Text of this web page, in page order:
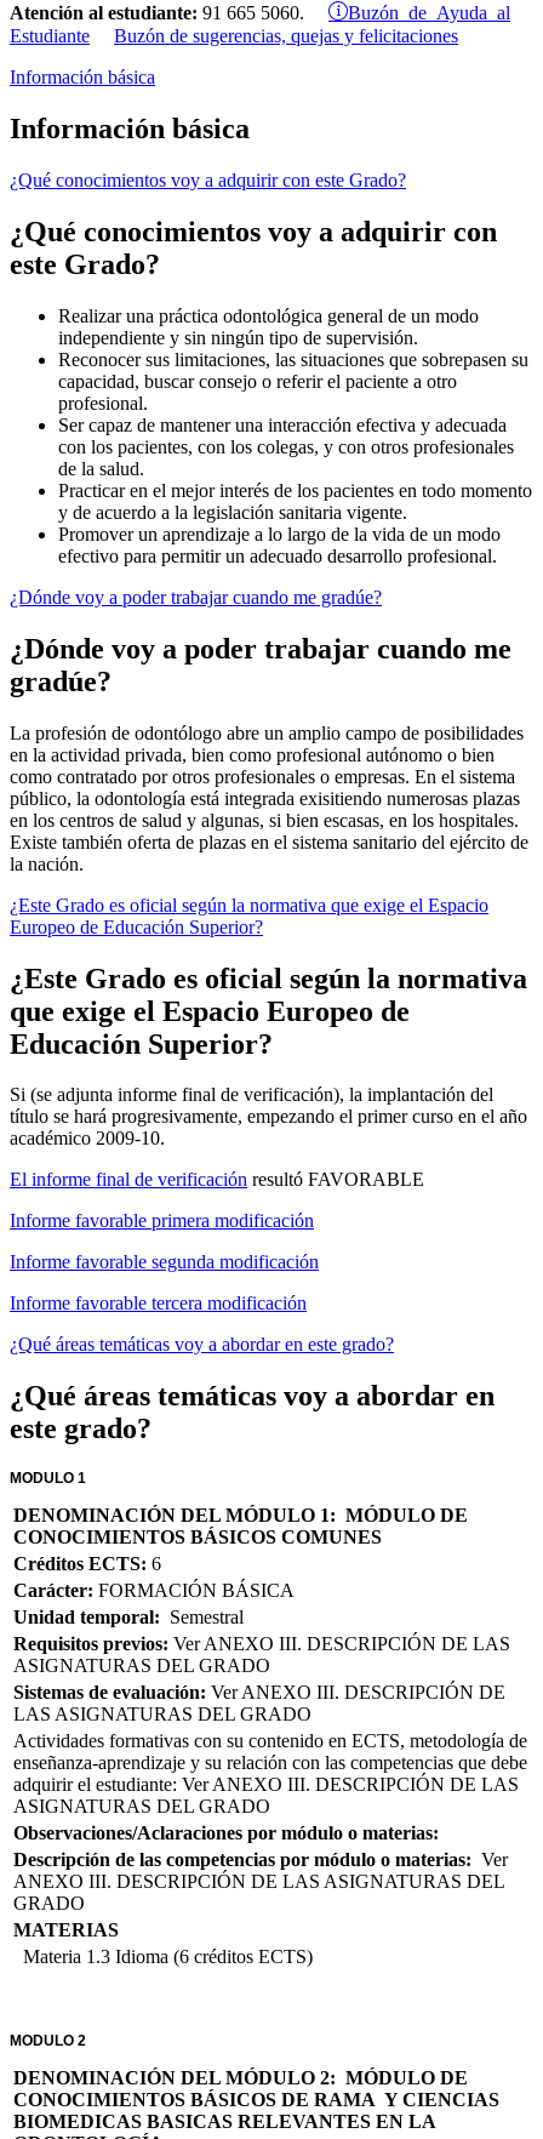
Atención al estudiante: 91 665 5060.
Buzón de Ayuda al
Estudiante
Buzón de sugerencias, quejas y felicitaciones
Información básica
Información básica
¿Qué conocimientos voy a adquirir con este Grado?
¿Qué conocimientos voy a adquirir con
este Grado?
Realizar una práctica odontológica general de un modo
independiente y sin ningún tipo de supervisión.
Reconocer sus limitaciones, las situaciones que sobrepasen su
capacidad, buscar consejo o referir el paciente a otro
profesional.
Ser capaz de mantener una interacción efectiva y adecuada
con los pacientes, con los colegas, y con otros profesionales
de la salud.
Practicar en el mejor interés de los pacientes en todo momento
y de acuerdo a la legislación sanitaria vigente.
Promover un aprendizaje a lo largo de la vida de un modo
efectivo para permitir un adecuado desarrollo profesional.
¿Dónde voy a poder trabajar cuando me gradúe?
¿Dónde voy a poder trabajar cuando me
gradúe?
La profesión de odontólogo abre un amplio campo de posibilidades
en la actividad privada, bien como profesional autónomo o bien
como contratado por otros profesionales o empresas. En el sistema
público, la odontología está integrada exisitiendo numerosas plazas
en los centros de salud y algunas, si bien escasas, en los hospitales.
Existe también oferta de plazas en el sistema sanitario del ejército de
la nación.
¿Este Grado es oficial según la normativa que exige el Espacio
Europeo de Educación Superior?
¿Este Grado es oficial según la normativa
que exige el Espacio Europeo de
Educación Superior?
Si (se adjunta informe final de verificación), la implantación del
título se hará progresivamente, empezando el primer curso en el año
académico 2009-10.
El informe final de verificación resultó FAVORABLE
Informe favorable primera modificación
Informe favorable segunda modificación
Informe favorable tercera modificación
¿Qué áreas temáticas voy a abordar en este grado?
¿Qué áreas temáticas voy a abordar en
este grado?
MODULO 1
DENOMINACIÓN DEL MÓDULO 1: MÓDULO DE
CONOCIMIENTOS BÁSICOS COMUNES
Créditos ECTS: 6
Carácter: FORMACIÓN BÁSICA
Unidad temporal: Semestral
Requisitos previos: Ver ANEXO III. DESCRIPCIÓN DE LAS
ASIGNATURAS DEL GRADO
Sistemas de evaluación: Ver ANEXO III. DESCRIPCIÓN DE
LAS ASIGNATURAS DEL GRADO
Actividades formativas con su contenido en ECTS, metodología de
enseñanza-aprendizaje y su relación con las competencias que debe
adquirir el estudiante: Ver ANEXO III. DESCRIPCIÓN DE LAS
ASIGNATURAS DEL GRADO
Observaciones/Aclaraciones por módulo o materias:
Descripción de las competencias por módulo o materias: Ver
ANEXO III. DESCRIPCIÓN DE LAS ASIGNATURAS DEL
GRADO
MATERIAS
Materia 1.3 Idioma (6 créditos ECTS)
MODULO 2
DENOMINACIÓN DEL MÓDULO 2: MÓDULO DE
CONOCIMIENTOS BÁSICOS DE RAMA Y CIENCIAS
BIOMEDICAS BASICAS RELEVANTES EN LA